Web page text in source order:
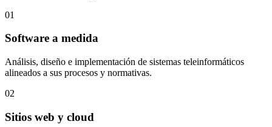
01
Software a medida
Análisis, diseño e implementación de sistemas teleinformáticos
alineados a sus procesos y normativas.
02
Sitios web y cloud